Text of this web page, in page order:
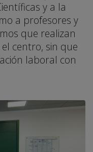
y a la
a profesores y
que realizan
centro, sin que
laboral con